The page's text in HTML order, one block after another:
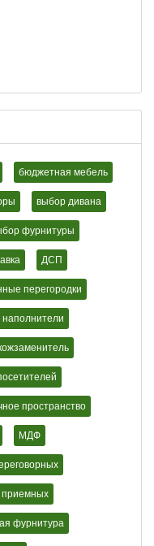
бюджетная мебель
выбор дивана
фурнитуры
ДСП
перегородки
наполнители
пространство
МДФ
приемных
фурнитура